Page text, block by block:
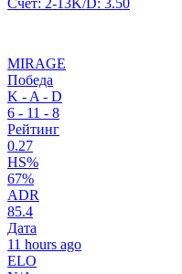
MIRAGE
Победа
K - A - D
6 - 11 - 8
Рейтинг
0.27
HS%
67%
ADR
85.4
Дата
11 hours ago
ELO